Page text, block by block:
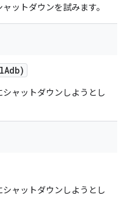
ットダウンを試みます。
Adb)
ャットダウンしようとし
ャットダウンしようとし